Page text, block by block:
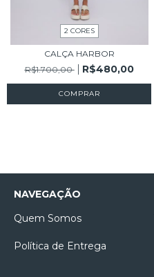
2 CORES
CALÇA HARBOR
R$1.700,00
R$480,00
COMPRAR
NAVEGAÇÃO
Quem Somos
Política de Entrega